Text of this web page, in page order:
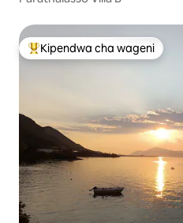
Kipendwa maarufu cha wageni
Kipendwa cha wageni